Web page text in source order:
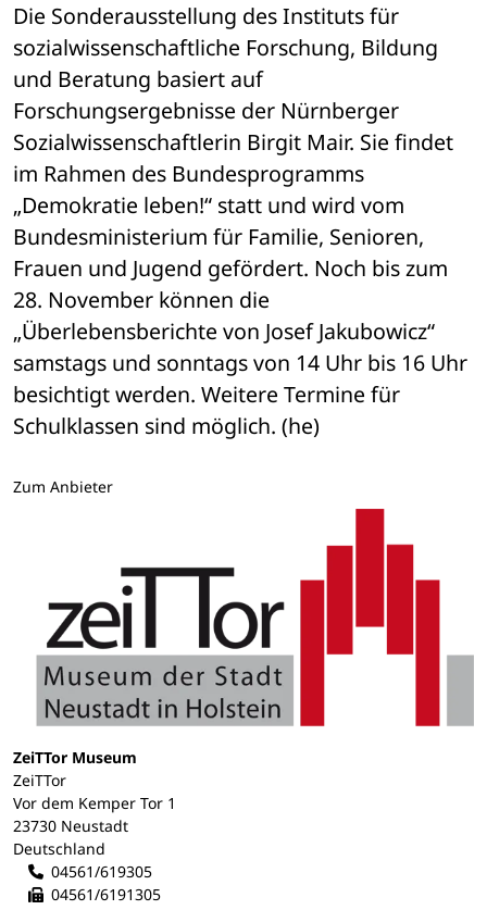
Die Sonderausstellung des Instituts für
sozialwissenschaftliche Forschung, Bildung
und Beratung basiert auf
Forschungsergebnisse der Nürnberger
Sozialwissenschaftlerin Birgit Mair. Sie findet
im Rahmen des Bundesprogramms
„Demokratie leben!“ statt und wird vom
Bundesministerium für Familie, Senioren,
Frauen und Jugend gefördert. Noch bis zum
28. November können die
„Überlebensberichte von Josef Jakubowicz“
samstags und sonntags von 14 Uhr bis 16 Uhr
besichtigt werden. Weitere Termine für
Schulklassen sind möglich. (he)
Zum Anbieter
ZeiTTor Museum
ZeiTTor
Vor dem Kemper Tor 1
23730 Neustadt
Deutschland
04561/619305
04561/6191305